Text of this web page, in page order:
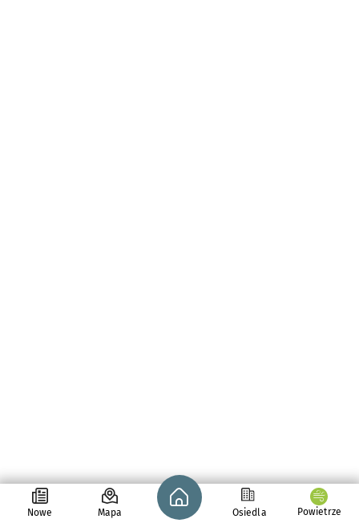
Nowe Mapa
Strona główna - wroclaw.pl
Osiedla Powietrze